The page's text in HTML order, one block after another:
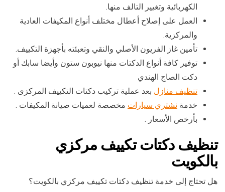
الكهربائية وتغيير التالف منها.
العمل على إصلاح أعطال مختلف أنواع المكيفات العادية
والمركزية.
تأمين غاز الفريون الأصلي والنقي وتعبئته بأجهزة التكييف.
توفير كافة أنواع الدكتات منها نيوبون ستون وأيضا سابك أو
دكت الصاج الهندي
تنظيف منازل بعد عملية تركيب دكتات التكييف المركزى .
خدمة نشتري سيارات مخصصة لعميات صيانة المكيفات .
بأرخص الأسعار .
تنظيف دكتات تكييف مركزي
بالكويت
هل تحتاج إلى خدمة تنظيف دكتات تكييف مركزي بالكويت؟